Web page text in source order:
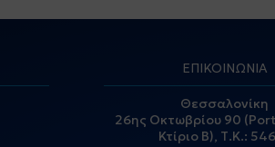
ΕΠΙΚΟΙΝΩΝΙΑ
Θεσσαλονίκη
26ης Οκτωβρίου 90
Κτίριο Β), Τ.Κ.: